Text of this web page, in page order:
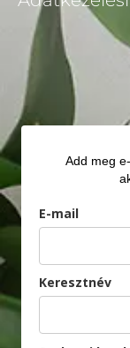
Add meg
E-mail
Keresztnév